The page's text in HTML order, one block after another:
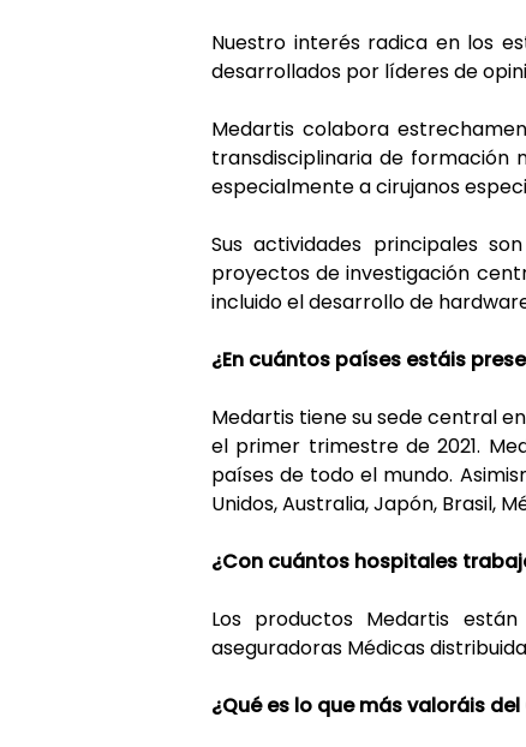
Nuestro interés radica en los
desarrollados por líderes de
Medartis colabora
transdisciplinaria de formación
especialmente a cirujanos
Sus actividades principales
proyectos de investigación
incluido el desarrollo de
¿En cuántos países estáis
Medartis tiene su sede central
el primer trimestre de 2021.
países de todo el mundo.
Unidos, Australia, Japón, Brasil,
¿Con cuántos hospitales
Los productos Medartis
aseguradoras Médicas
¿Qué es lo que más valoráis